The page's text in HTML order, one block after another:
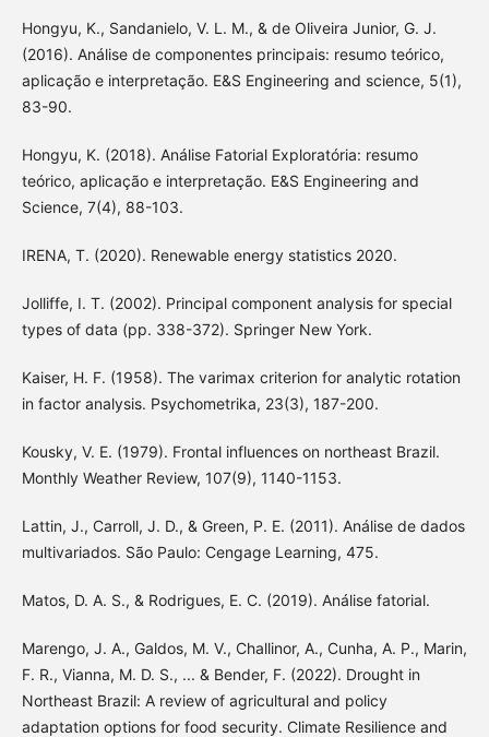
Hongyu, K., Sandanielo, V. L. M., & de Oliveira Junior, G. J.
(2016). Análise de componentes principais: resumo teórico,
aplicação e interpretação. E&S Engineering and science, 5(1),
83-90.
Hongyu, K. (2018). Análise Fatorial Exploratória: resumo
teórico, aplicação e interpretação. E&S Engineering and
Science, 7(4), 88-103.
IRENA, T. (2020). Renewable energy statistics 2020.
Jolliffe, I. T. (2002). Principal component analysis for special
types of data (pp. 338-372). Springer New York.
Kaiser, H. F. (1958). The varimax criterion for analytic rotation
in factor analysis. Psychometrika, 23(3), 187-200.
Kousky, V. E. (1979). Frontal influences on northeast Brazil.
Monthly Weather Review, 107(9), 1140-1153.
Lattin, J., Carroll, J. D., & Green, P. E. (2011). Análise de dados
multivariados. São Paulo: Cengage Learning, 475.
Matos, D. A. S., & Rodrigues, E. C. (2019). Análise fatorial.
Marengo, J. A., Galdos, M. V., Challinor, A., Cunha, A. P., Marin,
F. R., Vianna, M. D. S., ... & Bender, F. (2022). Drought in
Northeast Brazil: A review of agricultural and policy
adaptation options for food security. Climate Resilience and